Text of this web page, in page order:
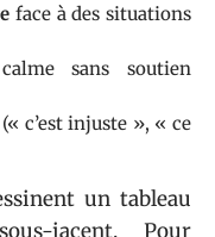
face à des situations
sans soutien
c’est injuste », « ce
un tableau
jacent. Pour